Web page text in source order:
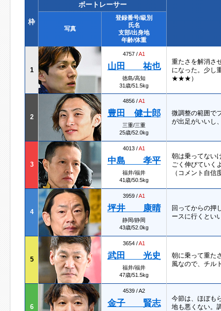
枠
ボートレーサー
写真
登録番号/級別
氏名
支部/出身地
年齢/体重
1
4757 /A1
山田 祐也
徳島/高知
31歳/51.5kg
重たさを解消さ
になった。少し
★★★）
2
4856 /A1
豊田 健士郎
三重/三重
25歳/52.0kg
微調整の範囲で
が出足がいいし
3
4013 /A1
中島 孝平
福井/福井
41歳/50.5kg
朝は乗ってない
ごく伸びていく
（コメント自
4
3959 /A1
坪井 康晴
静岡/静岡
43歳/52.0kg
回ってからの押
ースに行くとい
5
3654 /A1
武田 光史
福井/福井
47歳/51.5kg
朝に乗って重た
風なので、チル
6
4539 / A2
金子 賢志
今節は、ほぼも
地も悪くない。